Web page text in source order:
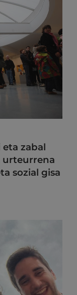
zabal
urteurrena
sozial gisa